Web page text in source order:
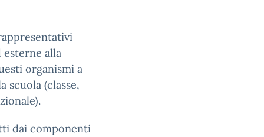
alla
organismi a
scuola (classe,
dai componenti